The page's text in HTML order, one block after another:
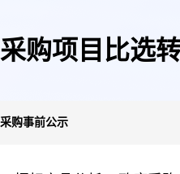
购项目比选
购事前公示